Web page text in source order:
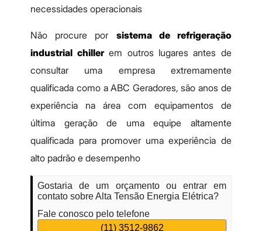
necessidades operacionais
Não procure por sistema de refrigeração
industrial chillerem outros lugares antes de
consultar uma empresa extremamente
qualificada como a ABC Geradores, são anos de
experiência na área com equipamentos de
última geração de uma equipe altamente
qualificada para promover uma experiência de
alto padrão e desempenho
Gostaria de um orçamento ou entrar em
contato sobre Alta Tensão Energia Elétrica?
Fale conosco pelo telefone
(11) 3512-9862